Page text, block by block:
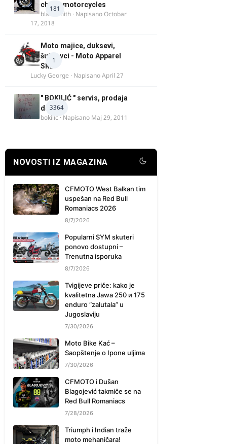
181
chock motorcycles
blacksmith · NapisanoOctobar
17, 2018
1
Moto majice, duksevi,
šuškavci - Moto Apparel
SRB
Lucky George · NapisanoApril 27
3364
" BOKILIĆ " servis, prodaja
delova
bokilic · Napisano Maj 29, 2011
NOVOSTI IZ MAGAZINA
CFMOTO West Balkan tim
uspešan na Red Bull
Romaniacs 2026
8/7/2026
Popularni SYM skuteri
ponovo dostupni –
Trenutna isporuka
8/7/2026
Tvigijeve priče: kako je
kvalitetna Jawa 250 и 175
enduro “zalutala” u
Jugoslaviju
7/30/2026
Moto Bike Kać –
Saopštenje o Ipone uljima
7/30/2026
CFMOTO i Dušan
Blagojević takmiče se na
Red Bull Romaniacs
7/28/2026
Triumph i Indian traže
moto mehaničara!